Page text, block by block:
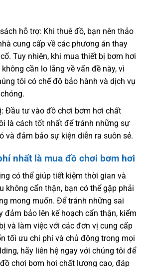
hỗ trợ: Khi thuê đồ, bạn nên thảo
cung cấp về các phương án thay
Tuy nhiên, khi mua thiết bị bơm hơi
cần lo lắng về vấn đề này, vì
tôi có chế độ bảo hành và dịch vụ
Đầu tư vào đồ chơi bơm hơi chất
là cách tốt nhất để tránh những sự
và đảm bảo sự kiện diễn ra suôn sẻ.
nhất là mua đồ chơi bơm hơi
có thể giúp tiết kiệm thời gian và
không cẩn thận, bạn có thể gặp phải
mong muốn. Để tránh những sai
đảm bảo lên kế hoạch cẩn thận, kiểm
và làm việc với các đơn vị cung cấp
tối ưu chi phí và chủ động trong mọi
hãy liên hệ ngay với chúng tôi để
chơi bơm hơi chất lượng cao, đáp